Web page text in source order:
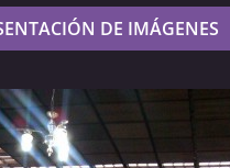
DE IMÁGENES